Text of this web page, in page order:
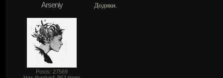
Arseniy
Posts: 27569
Додики.